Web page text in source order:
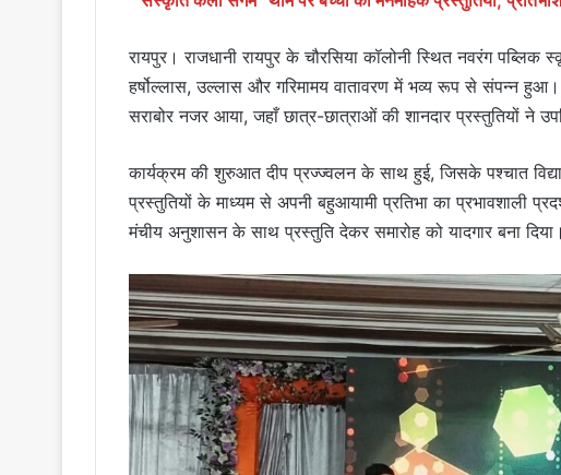
रायपुर। राजधानी रायपुर के चौरसिया कॉलोनी स्थित नवरंग पब्लिक
हर्षोल्लास, उल्लास और गरिमामय वातावरण में भव्य रूप से संपन्न
सराबोर नजर आया, जहाँ छात्र-छात्राओं की शानदार प्रस्तुतियों ने
कार्यक्रम की शुरुआत दीप प्रज्ज्वलन के साथ हुई, जिसके पश्चात
प्रस्तुतियों के माध्यम से अपनी बहुआयामी प्रतिभा का प्रभावशाली
मंचीय अनुशासन के साथ प्रस्तुति देकर समारोह को यादगार बना दिया।